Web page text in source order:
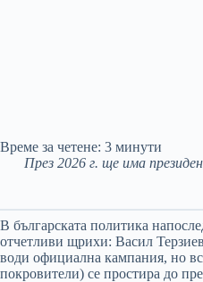
Време за четене: 3 минути
През 2026 г. ще има
В българската политика
отчетливи щрихи: Васил
води официална кампания, но
покровители) се простира до